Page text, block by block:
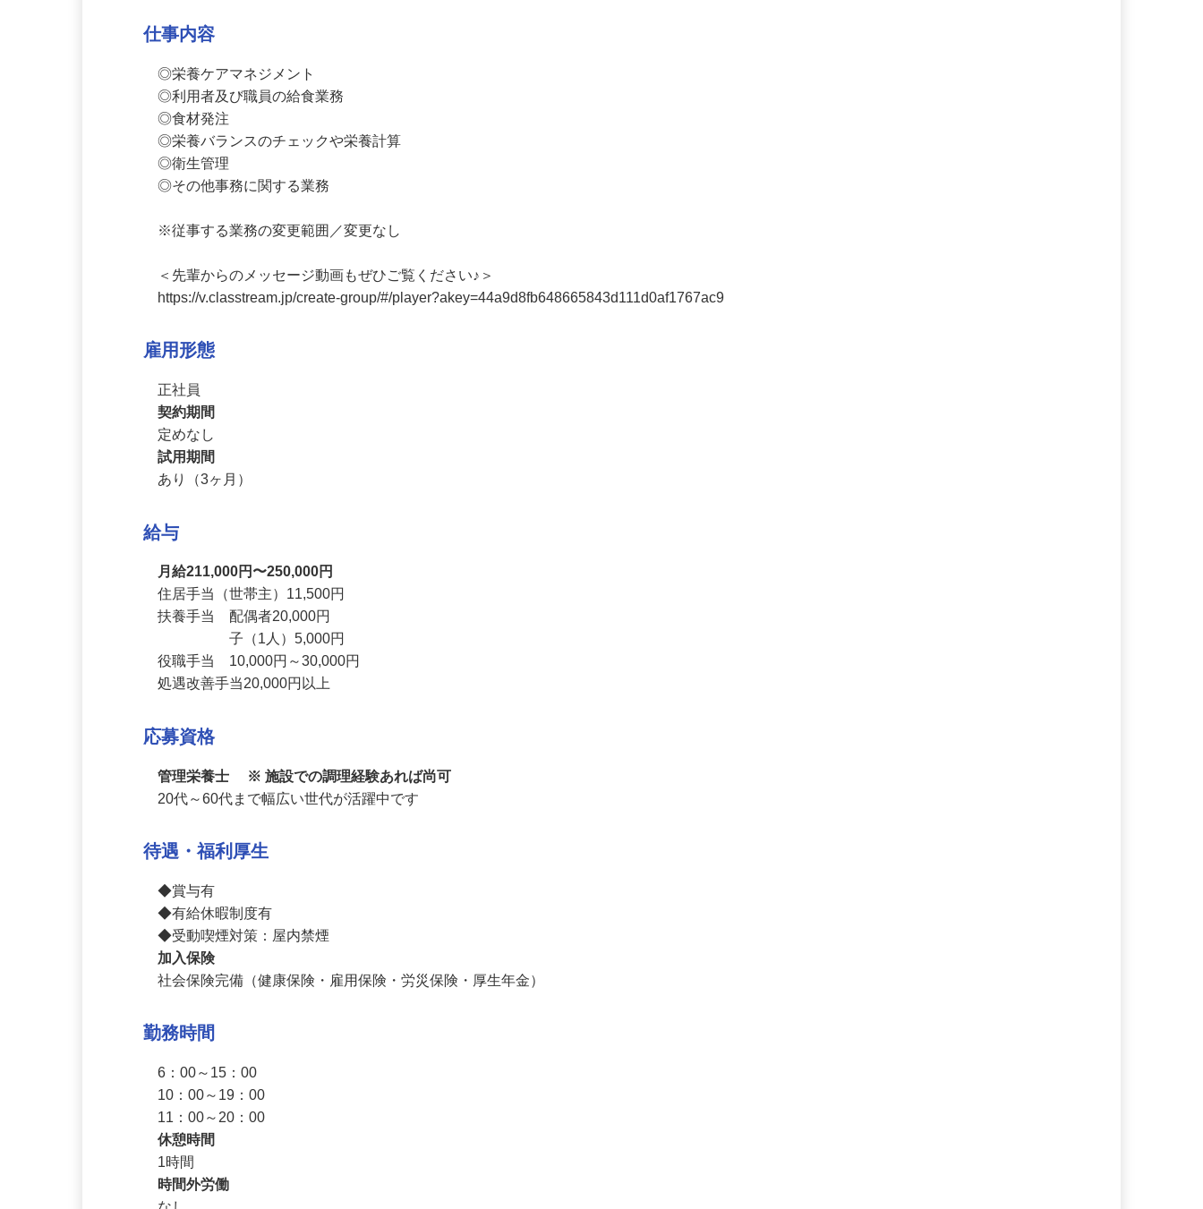
◎栄養ケアマネジメント
◎利用者及び職員の給食業務
◎食材発注
◎栄養バランスのチェックや栄養計算
◎衛生管理
＜先輩からのメッセージ動画もぜひご覧ください♪＞
正社員
契約期間
定めなし
試用期間
月給211,000円〜250,000円
住居手当（世帯主）11,500円
扶養手当　配偶者20,000円
子（1人）5,000円
役職手当　10,000円～30,000円
応募資格
管理栄養士 ※ 施設での調理経験あれば尚可
待遇・福利厚生
◆賞与有
◆有給休暇制度有
◆受動喫煙対策：屋内禁煙
加入保険
勤務時間
10：00～19：00
11：00～20：00
休憩時間
1時間